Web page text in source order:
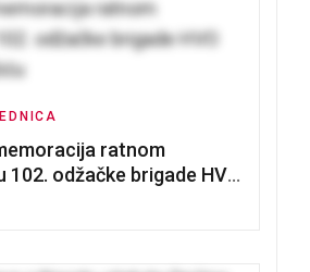
ratnom
102. odžačke brigade HVO